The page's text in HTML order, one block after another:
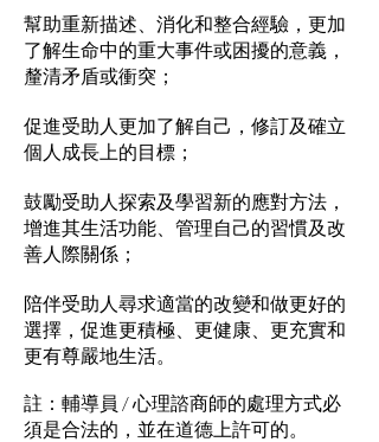
幫助重新描述、消化和整合經驗，更加
了解生命中的重大事件或困擾的意義，
釐清矛盾或衝突；
促進受助人更加了解自己，修訂及確立
個人成長上的目標；
鼓勵受助人探索及學習新的應對方法，
增進其生活功能、管理自己的習慣及改
善人際關係；
陪伴受助人尋求適當的改變和做更好的
選擇，促進更積極、更健康、更充實和
更有尊嚴地生活。
註：輔導員 / 心理諮商師的處理方式必
須是合法的，並在道德上許可的。